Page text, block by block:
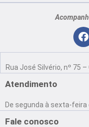
F
c
o
o
Rua José Silvério, nº 75
Atendimento
De segunda à sexta-feira
Fale conosco